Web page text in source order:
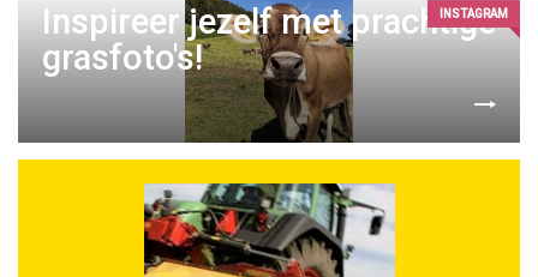
INSTAGRAM
Inspireer jezelf met prachtige
grasfoto's!